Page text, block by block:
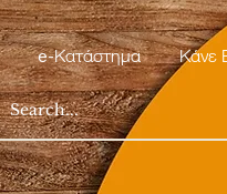
e-Κατάστημα Κάνε